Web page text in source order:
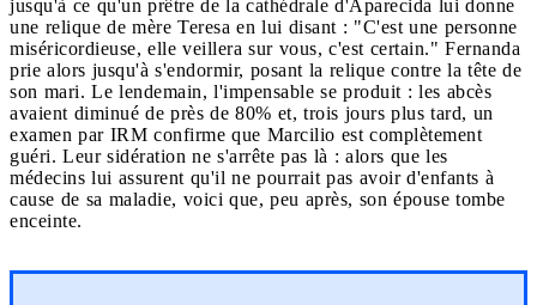
jusqu'à ce qu'un prêtre de la cathédrale d'Aparecida lui donne
une relique de mère Teresa en lui disant : "C'est une personne
miséricordieuse, elle veillera sur vous, c'est certain." Fernanda
prie alors jusqu'à s'endormir, posant la relique contre la tête de
son mari. Le lendemain, l'impensable se produit : les abcès
avaient diminué de près de 80% et, trois jours plus tard, un
examen par IRM confirme que Marcilio est complètement
guéri. Leur sidération ne s'arrête pas là : alors que les
médecins lui assurent qu'il ne pourrait pas avoir d'enfants à
cause de sa maladie, voici que, peu après, son épouse tombe
enceinte.